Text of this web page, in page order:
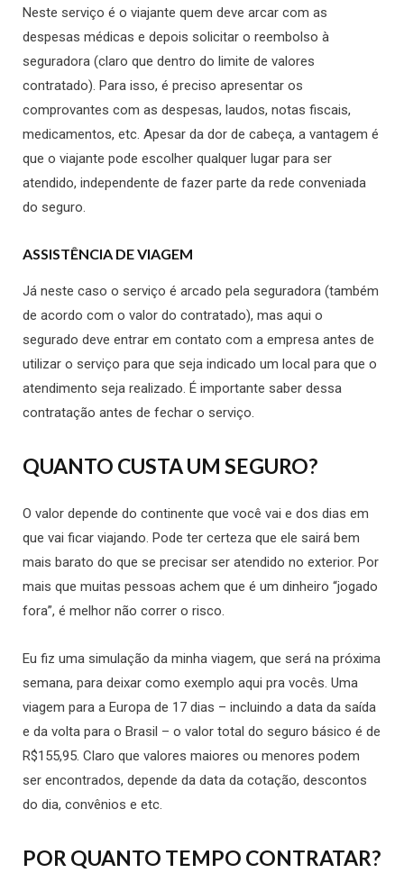
Neste serviço é o viajante quem deve arcar com as
despesas médicas e depois solicitar o reembolso à
seguradora (claro que dentro do limite de valores
contratado). Para isso, é preciso apresentar os
comprovantes com as despesas, laudos, notas fiscais,
medicamentos, etc. Apesar da dor de cabeça, a vantagem é
que o viajante pode escolher qualquer lugar para ser
atendido, independente de fazer parte da rede conveniada
do seguro.
ASSISTÊNCIA DE VIAGEM
Já neste caso o serviço é arcado pela seguradora (também
de acordo com o valor do contratado), mas aqui o
segurado deve entrar em contato com a empresa antes de
utilizar o serviço para que seja indicado um local para que o
atendimento seja realizado. É importante saber dessa
contratação antes de fechar o serviço.
QUANTO CUSTA UM SEGURO?
O valor depende do continente que você vai e dos dias em
que vai ficar viajando. Pode ter certeza que ele sairá bem
mais barato do que se precisar ser atendido no exterior. Por
mais que muitas pessoas achem que é um dinheiro “jogado
fora”, é melhor não correr o risco.
Eu fiz uma simulação da minha viagem, que será na próxima
semana, para deixar como exemplo aqui pra vocês. Uma
viagem para a Europa de 17 dias – incluindo a data da saída
e da volta para o Brasil – o valor total do seguro básico é de
R$155,95. Claro que valores maiores ou menores podem
ser encontrados, depende da data da cotação, descontos
do dia, convênios e etc.
POR QUANTO TEMPO CONTRATAR?